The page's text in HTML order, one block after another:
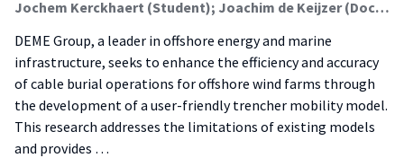
Jochem Kerckhaert (Student); Joachim de Keijzer (Docent); Erik Daanen (Begeleider); Quentin Bourdos (Begeleider)
DEME Group, a leader in offshore energy and marine
infrastructure, seeks to enhance the efficiency and accuracy
of cable burial operations for offshore wind farms through
the development of a user-friendly trencher mobility model.
This research addresses the limitations of existing models
and provides …